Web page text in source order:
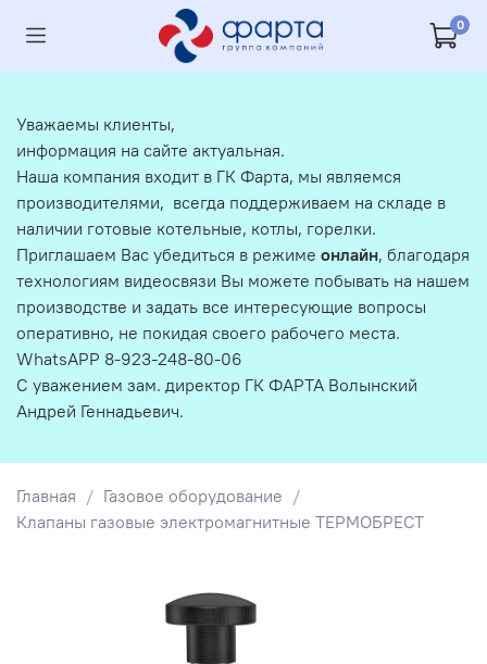
0
Главная
Газовое оборудование
Клапаны газовые электромагнитные ТЕРМОБРЕСТ
Уважаемы клиенты,
информация на сайте актуальная.
Наша компания входит в ГК Фарта, мы являемся
производителями, всегда поддерживаем на складе в
наличии готовые котельные, котлы, горелки.
Приглашаем Вас убедиться в режиме онлайн, благодаря
технологиям видеосвязи Вы можете побывать на нашем
производстве и задать все интересующие вопросы
оперативно, не покидая своего рабочего места.
WhatsAPP 8-923-248-80-06
С уважением зам. директор ГК ФАРТА Волынский
Андрей Геннадьевич.